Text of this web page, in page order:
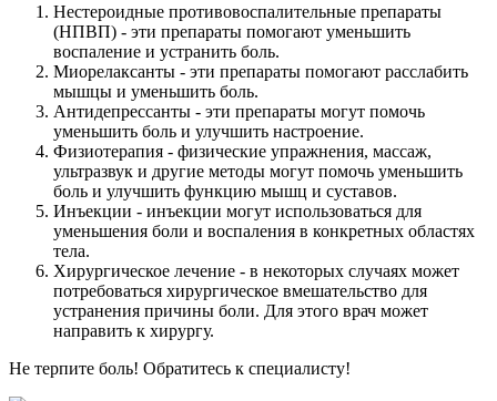
Нестероидные противовоспалительные препараты
(НПВП) - эти препараты помогают уменьшить
воспаление и устранить боль.
Миорелаксанты - эти препараты помогают расслабить
мышцы и уменьшить боль.
Антидепрессанты - эти препараты могут помочь
уменьшить боль и улучшить настроение.
Физиотерапия - физические упражнения, массаж,
ультразвук и другие методы могут помочь уменьшить
боль и улучшить функцию мышц и суставов.
Инъекции - инъекции могут использоваться для
уменьшения боли и воспаления в конкретных областях
тела.
Хирургическое лечение - в некоторых случаях может
потребоваться хирургическое вмешательство для
устранения причины боли. Для этого врач может
направить к хирургу.
Не терпите боль! Обратитесь к специалисту!